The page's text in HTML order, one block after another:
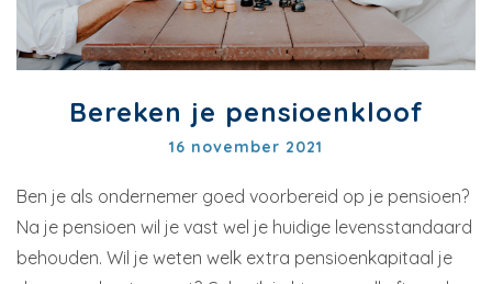
Bereken je pensioenkloof
16 november 2021
Ben je als ondernemer goed voorbereid op je pensioen?
Na je pensioen wil je vast wel je huidige levensstandaard
behouden. Wil je weten welk extra pensioenkapitaal je